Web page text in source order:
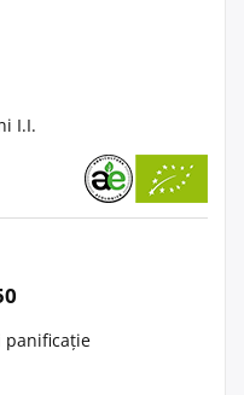
I.I.
panificație